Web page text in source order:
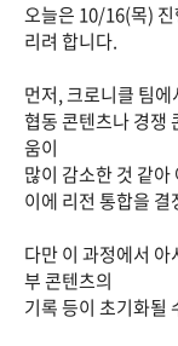
오늘은 10/16(목)
리려 합니다.
먼저, 크로니클 팀
협동 콘텐츠나 경쟁
움이
많이 감소한 것 같
이에 리전 통합을
다만 이 과정에서
부 콘텐츠의
기록 등이 초기화될